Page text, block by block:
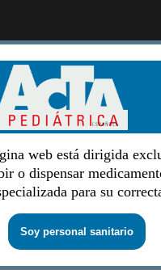
web está dirigida
o dispensar
para su
Soy personal sanitario